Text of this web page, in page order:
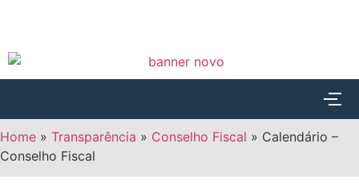
Home » Transparência » Conselho Fiscal » Calendário –
Conselho Fiscal